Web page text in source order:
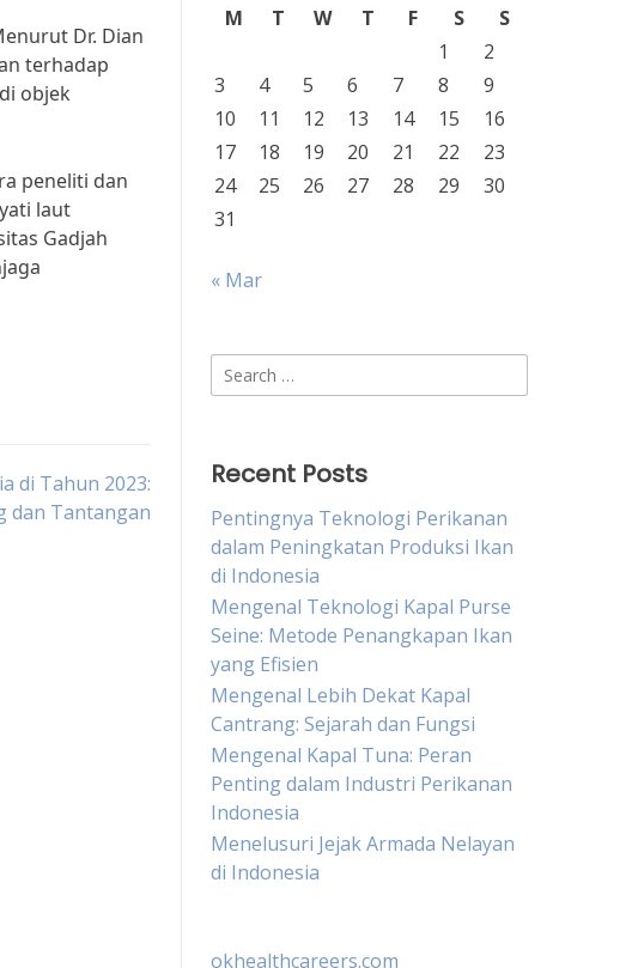
Dr. Dian
terhadap
objek
peneliti dan
laut
Gadjah
di Tahun 2023:
dan Tantangan
M
T W T F S
S
1
2
3
4 5 6 7 8
9
10
11 12 13 14 15
16
17
18 19 20 21 22
23
24
25 26 27 28 29
30
31
« Mar
Search
for:
Recent Posts
Pentingnya Teknologi Perikanan
dalam Peningkatan Produksi Ikan
di Indonesia
Mengenal Teknologi Kapal Purse
Seine: Metode Penangkapan Ikan
yang Efisien
Mengenal Lebih Dekat Kapal
Cantrang: Sejarah dan Fungsi
Mengenal Kapal Tuna: Peran
Penting dalam Industri Perikanan
Indonesia
Menelusuri Jejak Armada Nelayan
di Indonesia
okhealthcareers.com